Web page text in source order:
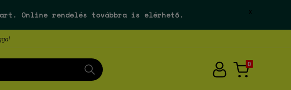
. Online rendelés továbbra is elérhető. X
0